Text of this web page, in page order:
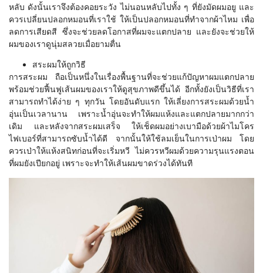
หลับ ดังนั้นเราจึงต้องคอยระวัง ไม่นอนหลับไปทั้ง ๆ ที่ยังมัดผมอยู และ
ควรเปลี่ยนปลอกหมอนที่เราใช้ ให้เป็นปลอกหมอนที่ทำจากผ้าไหม เพื่อ
ลดการเสียดสี ซึ่งจะช่วยลดโอกาสที่ผมจะแตกปลาย และยังจะช่วยให้
ผมของเราดูนุ่มสลวยเมื่อยามตื่น
สระผมให้ถูกวิธี
การสระผม ถือเป็นหนึ่งในเรื่องพื้นฐานที่จะช่วยแก้ปัญหาผมแตกปลาย
พร้อมช่วยฟื้นฟูเส้นผมของเราให้ดูสุขภาพดีขึ้นได้ อีกทั้งยังเป็นวิธีที่เรา
สามารถทำได้ง่าย ๆ ทุกวัน โดยอันดับแรก ให้เลี่ยงการสระผมด้วยน้ำ
อุ่นเป็นเวลานาน เพราะน้ำอุ่นจะทำให้ผมแห้งและแตกปลายมากกว่า
เดิม และหลังจากสระผมเสร็จ ให้เช็ดผมอย่างเบามือด้วยผ้าไมโคร
ไฟเบอร์ที่สามารถซับน้ำได้ดี จากนั้นให้ใช้ลมเย็นในการเป่าผม โดย
ควรเป่าให้แห้งสนิทก่อนที่จะเริ่มหวี ไม่ควรหวีผมด้วยความรุนแรงตอน
ที่ผมยังเปียกอยู่ เพราะจะทำให้เส้นผมขาดร่วงได้ทันที